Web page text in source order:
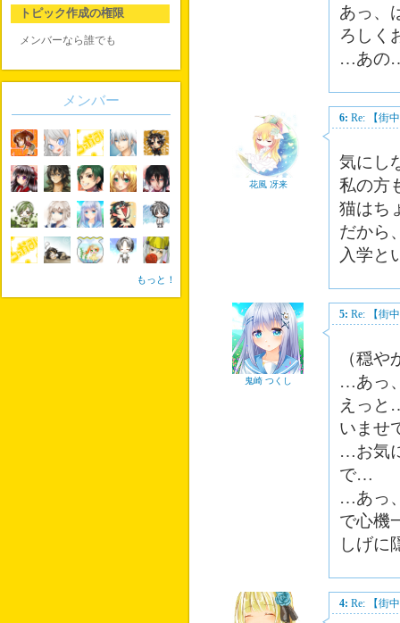
あっ、
ろしく
…あの
花風 冴来
6: Re: 【街
気にし
私の方
猫はち
だから
入学と
鬼崎 つくし
5: Re: 【街
（穏
…あっ
えっと
いませ
…お気
で…
…あっ
で心機
しげに
4: Re: 【街
トピック作成の権限
メンバーなら誰でも
メンバー
もっと！